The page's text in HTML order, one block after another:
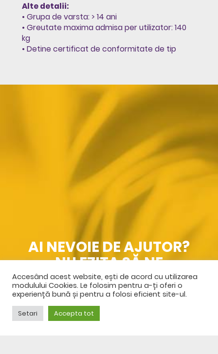
Alte detalii:
• Grupa de varsta: > 14 ani
• Greutate maxima admisa per utilizator: 140
kg
• Detine certificat de conformitate de tip
AI NEVOIE DE AJUTOR?
NU EZITA SĂ NE
CONTACTEZI
SPRE CONTACT
Accesând acest website, ești de acord cu utilizarea
modulului Cookies. Le folosim pentru a-ți oferi o
experiență bună și pentru a folosi eficient site-ul.
Setari Accepta tot